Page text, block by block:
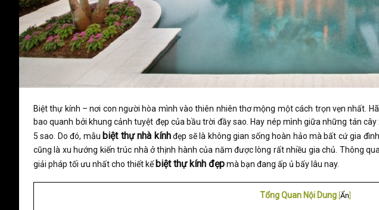
Biệt thự kính – nơi con người hòa mình vào thiên nhiên thơ mộng một cách trọn vẹn nhất.
bao quanh bởi khung cảnh tuyệt đẹp của bầu trời đầy sao. Hay nép mình giữa những tán
5 sao. Do đó, mẫu biệt thự nhà kínhđẹp sẽ là không gian sống hoàn hảo mà bất cứ gia
cũng là xu hướng kiến trúc nhà ở thịnh hành của năm được lòng rất nhiều gia chủ. Thông
giải pháp tối ưu nhất cho thiết kế biệt thự kính đẹpmà bạn đang ấp ủ bấy lâu nay.
Tổng Quan Nội Dung Ẩn